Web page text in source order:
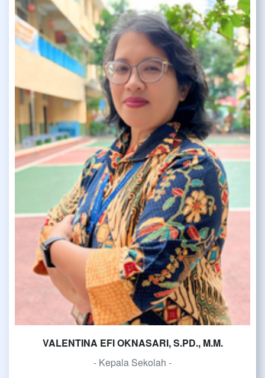
VALENTINA EFI OKNASARI, S.PD., M.M.
- Kepala Sekolah -